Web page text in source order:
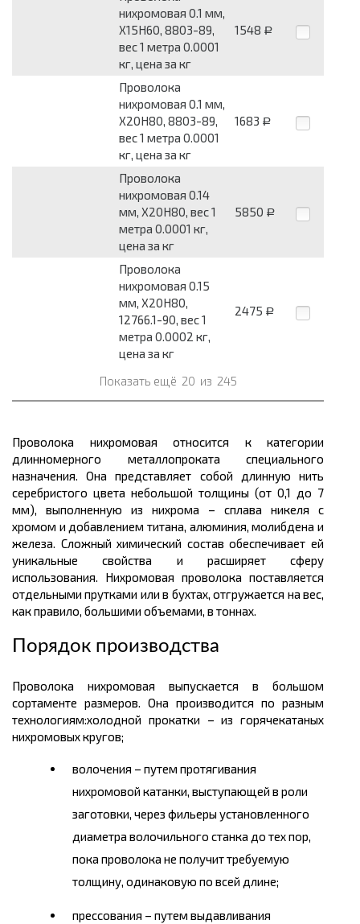
нихромовая 0.1 мм,
Х15Н60, 8803-89,
вес 1 метра 0.0001
кг, цена за кг
1548 Р
Проволока
нихромовая 0.1 мм,
Х20Н80, 8803-89,
вес 1 метра 0.0001
кг, цена за кг
1683 Р
Проволока
нихромовая 0.14
мм, Х20Н80, вес 1
метра 0.0001 кг,
цена за кг
5850 Р
Проволока
нихромовая 0.15
мм, Х20Н80,
12766.1-90, вес 1
метра 0.0002 кг,
цена за кг
2475 Р
Показать ещё 20 из 245
Проволока нихромовая относится к категории
длинномерного металлопроката специального
назначения. Она представляет собой длинную нить
серебристого цвета небольшой толщины (от 0,1 до 7
мм), выполненную из нихрома – сплава никеля с
хромом и добавлением титана, алюминия, молибдена и
железа. Сложный химический состав обеспечивает ей
уникальные свойства и расширяет сферу
использования. Нихромовая проволока поставляется
отдельными прутками или в бухтах, отгружается на вес,
как правило, большими объемами, в тоннах.
Порядок производства
Проволока нихромовая выпускается в большом
сортаменте размеров. Она производится по разным
технологиям:холодной прокатки – из горячекатаных
нихромовыхкругов;
волочения – путем протягивания
нихромовой катанки, выступающей в роли
заготовки, через фильеры установленного
диаметра волочильного станка до тех пор,
пока проволока не получит требуемую
толщину, одинаковую по всей длине;
прессования – путем выдавливания